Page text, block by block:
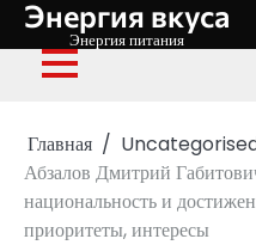
Перейти
содержимому
Энергия вкуса
Энергия питания
Главная
Абзалов Дмитрий
национальность и
приоритеты, интересы